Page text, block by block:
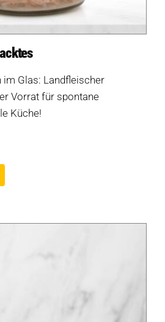
im Glas: Landfleischer
Vorrat für spontane
Küche!
Tour